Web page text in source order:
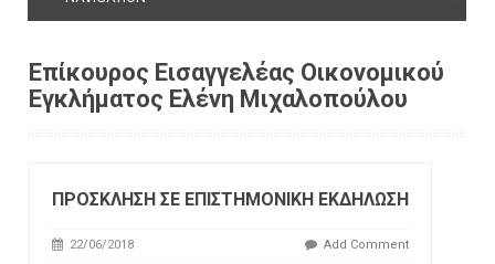
Επίκουρος Εισαγγελέας Οικονομικού
Εγκλήματος Ελένη Μιχαλοπούλου
ΠΡΟΣΚΛΗΣΗ ΣΕ ΕΠΙΣΤΗΜΟΝΙΚΗ ΕΚΔΗΛΩΣΗ
22/06/2018 Add Comment